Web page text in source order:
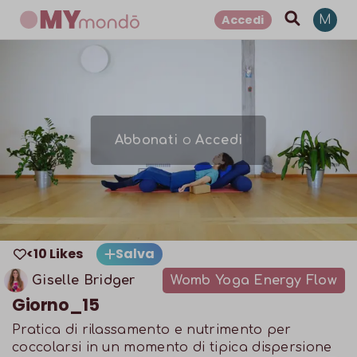
Accedi M
Abbonati oAccedi
<10 Likes Salva
Giselle Bridger Womb Yoga Energy Flow
Giorno_15
Pratica di rilassamento e nutrimento per
coccolarsi in un momento di tipica dispersione